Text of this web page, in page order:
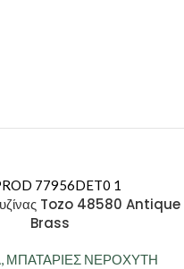
Tozo 48580 Antique
Brass
, ΜΠΑΤΑΡΙΕΣ ΝΕΡΟΧΥΤΗ